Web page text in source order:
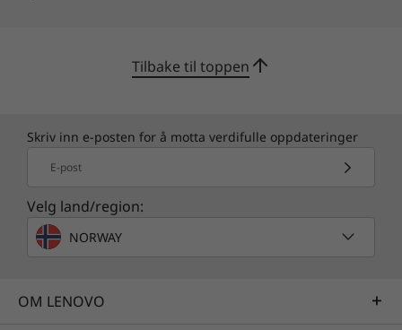
Tilbake til toppen
Skriv inn e-posten for å motta verdifulle oppdateringer
E-post
Velg land/region:
NORWAY
OM LENOVO